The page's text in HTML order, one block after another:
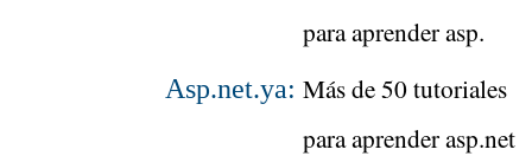
para aprender asp.
Asp.net.ya: Más de 50 tutoriales
para aprender asp.net